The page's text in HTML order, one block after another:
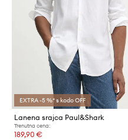
EXTRA -5 %* s kodo OFF
Lanena srajca Paul&Shark
Trenutna cena:
189,90 €